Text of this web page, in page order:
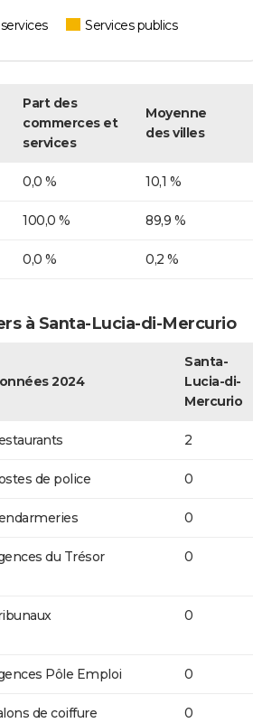
Services publics
Part des
commerces et
services
Moyenne
des villes
0,0 % 10,1 %
100,0 % 89,9 %
0,0 % 0,2 %
à Santa-Lucia-di-Mercurio
2024
Santa-
Lucia-di-
Mercurio
2
de police 0
0
du Trésor 0
0
Pôle Emploi 0
de coiffure 0